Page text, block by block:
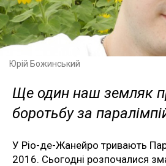
Юрій Божинський
Ще один наш земляк
боротьбу за
У Ріо-де-Жанейро тривають
2016. Сьогодні розпочалися